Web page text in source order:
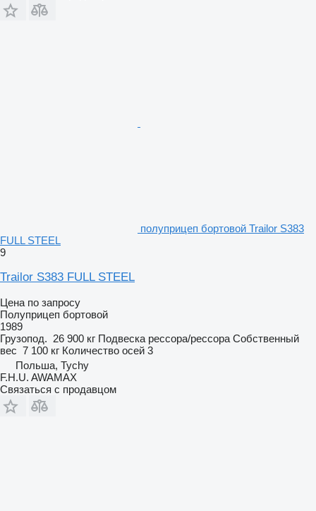
полуприцеп бортовой Trailor S383
FULL STEEL
9
Trailor S383 FULL STEEL
Цена по запросу
Полуприцеп бортовой
1989
Грузопод. 26 900 кг Подвеска рессора/рессора Собственный
вес 7 100 кг Количество осей 3
Польша, Tychy
F.H.U. AWAMAX
Связаться с продавцом